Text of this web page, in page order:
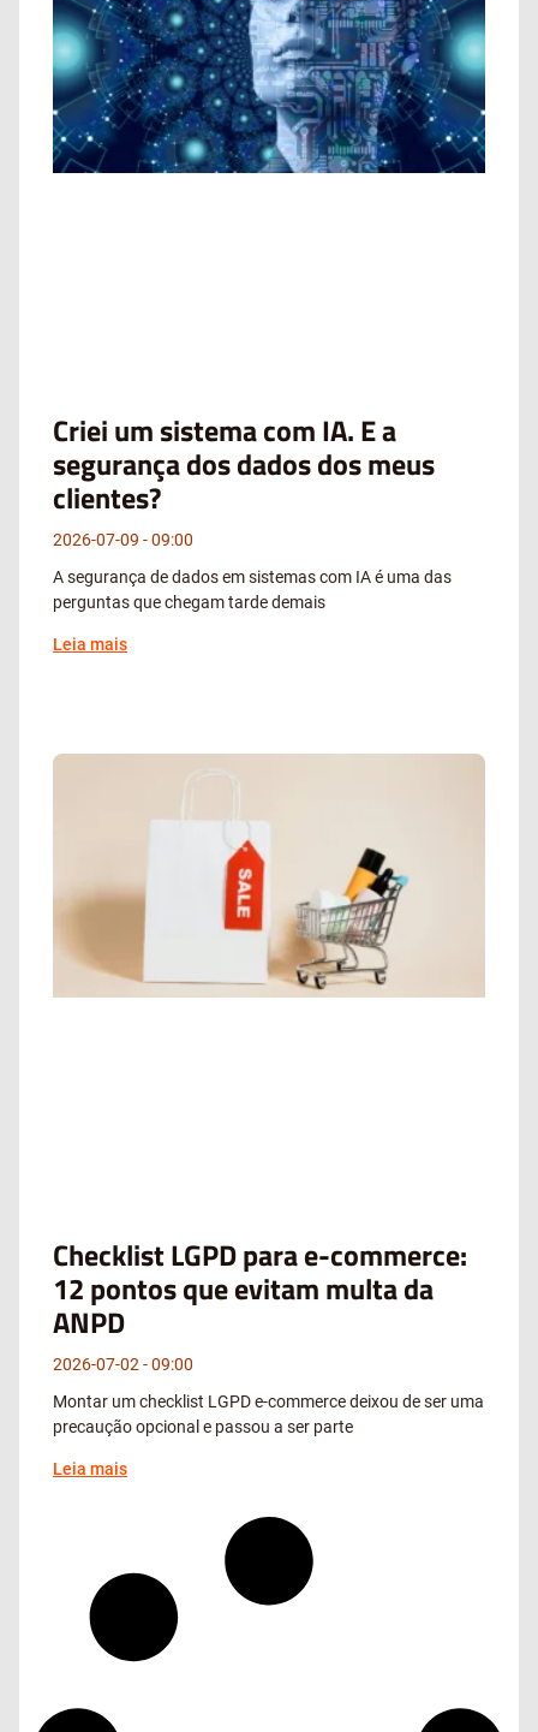
Criei um sistema com IA. E a
segurança dos dados dos meus
clientes?
2026-07-09
09:00
A segurança de dados em sistemas com IA é uma das
perguntas que chegam tarde demais
Leia mais
Checklist LGPD para e-commerce:
12 pontos que evitam multa da
ANPD
2026-07-02
09:00
Montar um checklist LGPD e-commerce deixou de ser uma
precaução opcional e passou a ser parte
Leia mais